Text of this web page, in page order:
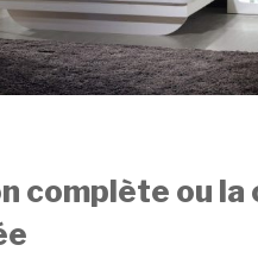
complète ou